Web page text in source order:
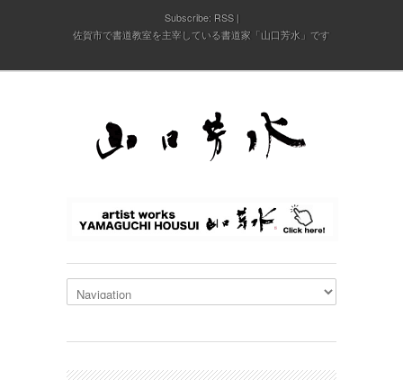
Subscribe: RSS
佐賀市で書道教室を主宰している書道家「山口芳水」です